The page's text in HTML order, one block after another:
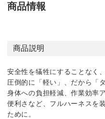
商品情報
商品説明
安全性を犠牲にすることなく
圧倒的に「軽い」、だから「
身体への負担軽減、作業効率
便利さなど、フルハーネスを
ために。